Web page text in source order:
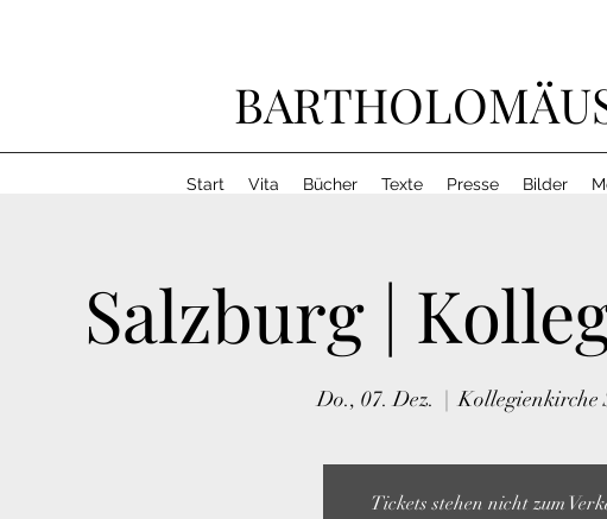
Start Vita Bücher Texte Presse Bilder
Salzburg |
Do., 07. Dez.
  |
Kollegienkirche
Tickets stehen nicht zum